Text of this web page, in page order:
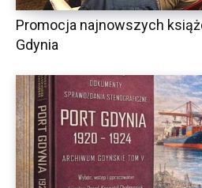
Promocja najnowszych
Gdynia